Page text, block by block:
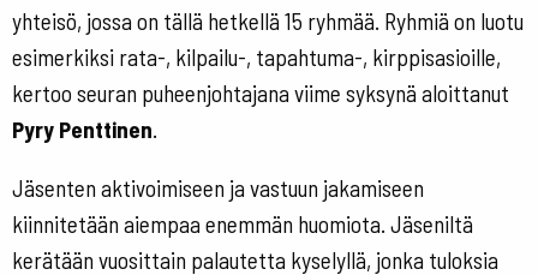
yhteisö, jossa on tällä hetkellä 15 ryhmää. Ryhmiä on luotu
esimerkiksi rata-, kilpailu-, tapahtuma-, kirppisasioille,
kertoo seuran puheenjohtajana viime syksynä aloittanut
Pyry Penttinen.
Jäsenten aktivoimiseen ja vastuun jakamiseen
kiinnitetään aiempaa enemmän huomiota. Jäseniltä
kerätään vuosittain palautetta kyselyllä, jonka tuloksia